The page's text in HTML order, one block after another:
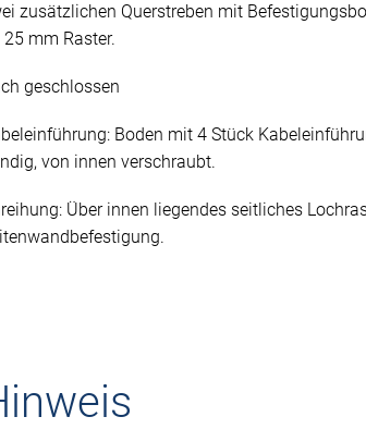
zusätzlichen Querstreben mit
25 mm Raster.
geschlossen
Boden mit 4 Stück
von innen verschraubt.
Über innen liegendes seitliches